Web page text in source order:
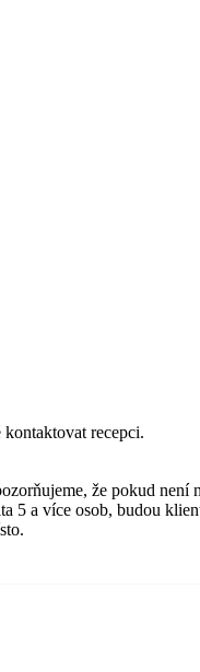
recepci.
že pokud není
5 a více osob, budou